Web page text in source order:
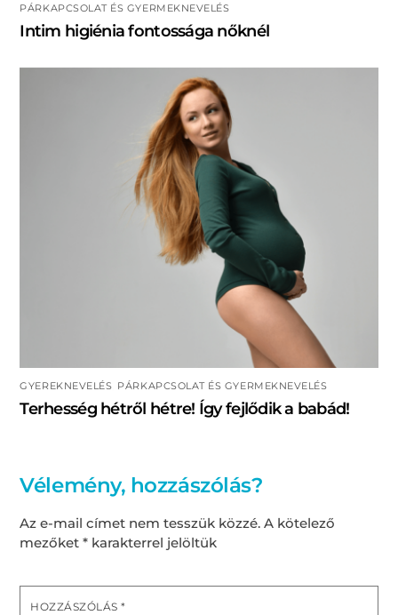
PÁRKAPCSOLAT ÉS GYERMEKNEVELÉS
Intim higiénia fontossága nőknél
GYEREKNEVELÉS PÁRKAPCSOLAT ÉS GYERMEKNEVELÉS
Terhesség hétről hétre! Így fejlődik a babád!
Vélemény, hozzászólás?
Az e-mail címet nem tesszük közzé. A kötelező
mezőket* karakterrel jelöltük
HOZZÁSZÓLÁS*